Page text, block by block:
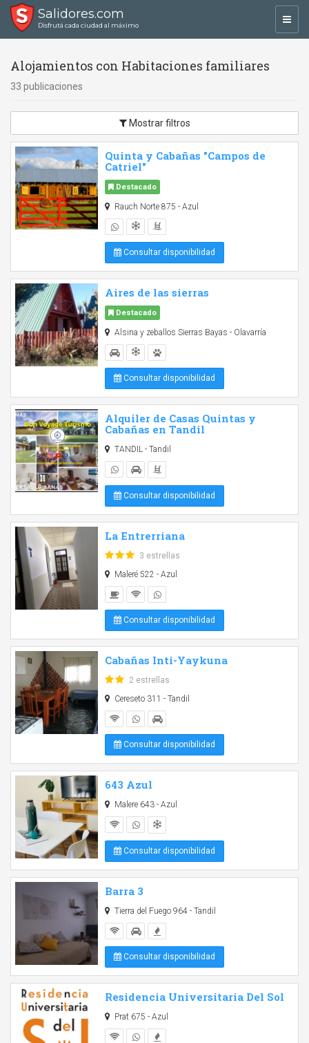
Salidores.com
Disfrutá cada ciudad al máximo
Alojamientos con Habitaciones familiares
33 publicaciones
Mostrar filtros
Quinta y Cabañas "Campos de
Catriel"
Destacado
Rauch Norte 875 - Azul
Consultar disponibilidad
Aires de las sierras
Destacado
Alsina y zeballos Sierras Bayas - Olavarría
Consultar disponibilidad
Alquiler de Casas Quintas y
Cabañas en Tandil
TANDIL - Tandil
Consultar disponibilidad
La Entrerriana
3 estrellas
Maleré 522 - Azul
Consultar disponibilidad
Cabañas Inti-Yaykuna
2 estrellas
Cereseto 311 - Tandil
Consultar disponibilidad
643 Azul
Malere 643 - Azul
Consultar disponibilidad
Barra 3
Tierra del Fuego 964 - Tandil
Consultar disponibilidad
Residencia Universitaria Del Sol
Prat 675 - Azul